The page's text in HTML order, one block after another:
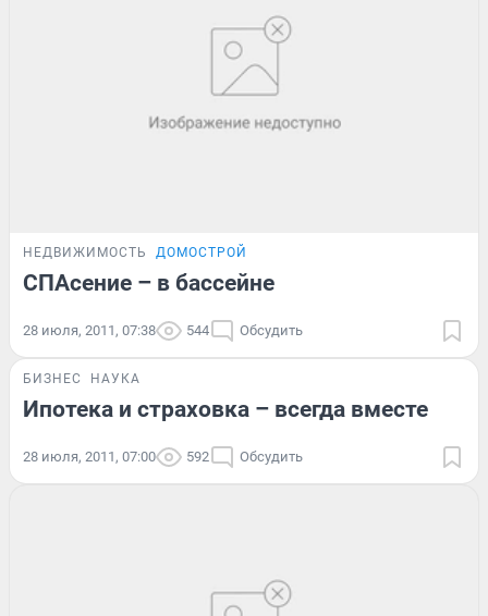
НЕДВИЖИМОСТЬ ДОМОСТРОЙ
СПАсение – в бассейне
28 июля, 2011, 07:38 544 Обсудить
БИЗНЕС НАУКА
Ипотека и страховка – всегда вместе
28 июля, 2011, 07:00 592 Обсудить